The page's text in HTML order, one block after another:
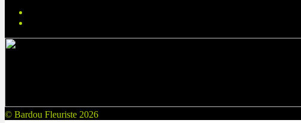
© Bardou Fleuriste 2026